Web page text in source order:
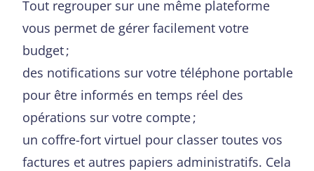
Tout regrouper sur une même plateforme
vous permet de gérer facilement votre
budget ;
des notifications sur votre téléphone portable
pour être informés en temps réel des
opérations sur votre compte ;
un coffre-fort virtuel pour classer toutes vos
factures et autres papiers administratifs. Cela